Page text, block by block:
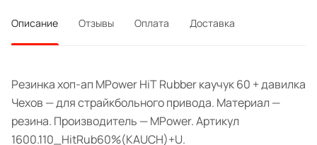
Описание Отзывы Оплата Доставка
Резинка хоп-ап MPower HiT Rubber каучук 60 + давилка
Чехов — для страйкбольного привода. Материал —
резина. Производитель — MPower. Артикул
1600.110_HitRub60%(KAUCH)+U.